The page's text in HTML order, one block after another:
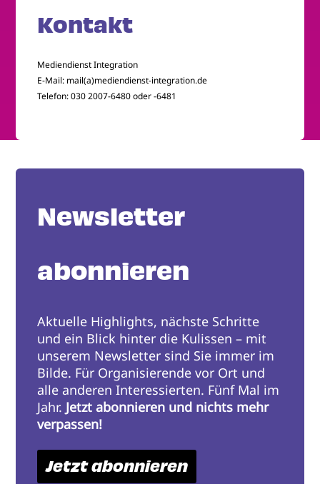
Kontakt
Mediendienst Integration
E-Mail: mail(a)mediendienst-integration.de
Telefon: 030 2007-6480 oder -6481
Newsletter
abonnieren
Aktuelle Highlights, nächste Schritte
und ein Blick hinter die Kulissen – mit
unserem Newsletter sind Sie immer im
Bilde. Für Organisierende vor Ort und
alle anderen Interessierten. Fünf Mal im
Jahr. Jetzt abonnieren und nichts mehr
verpassen!
Jetzt abonnieren